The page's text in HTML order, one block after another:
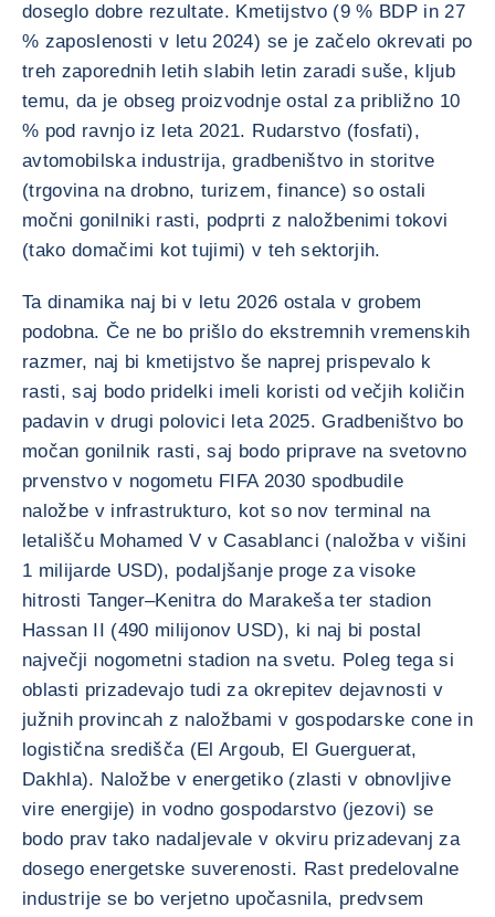
doseglo dobre rezultate. Kmetijstvo (9 % BDP in 27
% zaposlenosti v letu 2024) se je začelo okrevati po
treh zaporednih letih slabih letin zaradi suše, kljub
temu, da je obseg proizvodnje ostal za približno 10
% pod ravnjo iz leta 2021. Rudarstvo (fosfati),
avtomobilska industrija, gradbeništvo in storitve
(trgovina na drobno, turizem, finance) so ostali
močni gonilniki rasti, podprti z naložbenimi tokovi
(tako domačimi kot tujimi) v teh sektorjih.
Ta dinamika naj bi v letu 2026 ostala v grobem
podobna. Če ne bo prišlo do ekstremnih vremenskih
razmer, naj bi kmetijstvo še naprej prispevalo k
rasti, saj bodo pridelki imeli koristi od večjih količin
padavin v drugi polovici leta 2025. Gradbeništvo bo
močan gonilnik rasti, saj bodo priprave na svetovno
prvenstvo v nogometu FIFA 2030 spodbudile
naložbe v infrastrukturo, kot so nov terminal na
letališču Mohamed V v Casablanci (naložba v višini
1 milijarde USD), podaljšanje proge za visoke
hitrosti Tanger–Kenitra do Marakeša ter stadion
Hassan II (490 milijonov USD), ki naj bi postal
največji nogometni stadion na svetu. Poleg tega si
oblasti prizadevajo tudi za okrepitev dejavnosti v
južnih provincah z naložbami v gospodarske cone in
logistična središča (El Argoub, El Guerguerat,
Dakhla). Naložbe v energetiko (zlasti v obnovljive
vire energije) in vodno gospodarstvo (jezovi) se
bodo prav tako nadaljevale v okviru prizadevanj za
dosego energetske suverenosti. Rast predelovalne
industrije se bo verjetno upočasnila, predvsem